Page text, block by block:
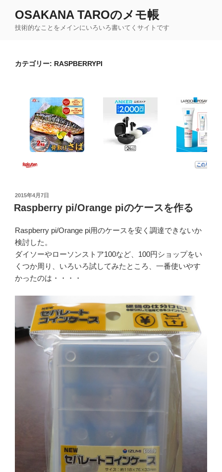
OSAKANA TAROのメモ帳
技術的なことをメインにいろいろ書いてくサイトです
カテゴリー: RASPBERRYPI
投
稿
日:
2015年4月7日
Raspberry pi/Orange piのケースを作る
Raspberry pi/Orange pi用のケースを安く調達できないか
検討した。
ダイソーやローソンストア100など、100円ショップをい
くつか周り、いろいろ試してみたところ、一番使いやす
かったのは・・・・